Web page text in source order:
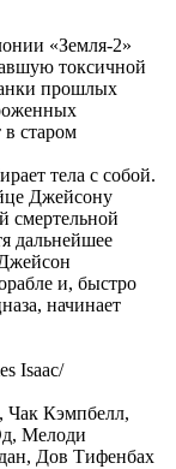
«Земля-2»
токсичной
прошлых
в старом
тела с собой.
Джейсону
смертельной
дальнейшее
и, быстро
начинает
Isaac/
Чак Кэмпбелл,
Мелоди
Дов Тифенбах